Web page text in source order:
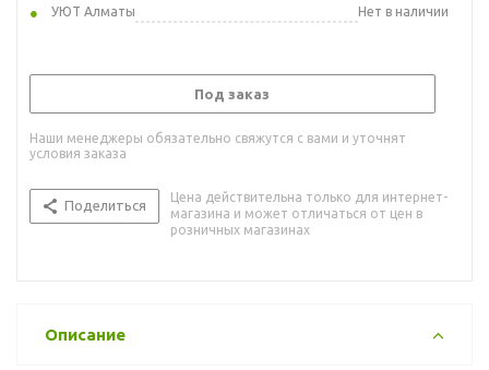
УЮТ Алматы
Нет в наличии
Под заказ
Наши менеджеры обязательно свяжутся с вами и уточнят
условия заказа
Поделиться
Цена действительна только для интернет-
магазина и может отличаться от цен в
розничных магазинах
Описание